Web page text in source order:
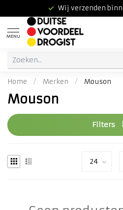
Wij verzenden
MENU
Home / Merken / Mouson
Mouson
Filters